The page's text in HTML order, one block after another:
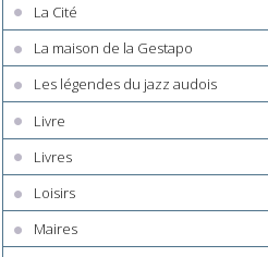
La Cité
La maison de la Gestapo
Les légendes du jazz audois
Livre
Livres
Loisirs
Maires